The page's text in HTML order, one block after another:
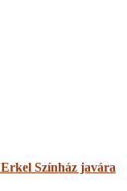
Színház javára